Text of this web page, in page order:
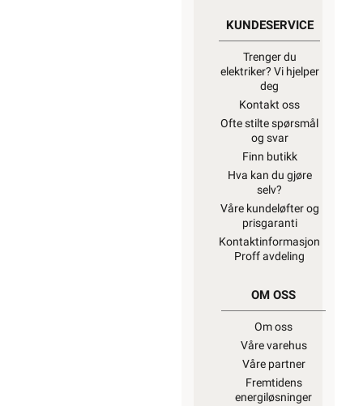
KUNDESERVICE
Trenger du
elektriker? Vi hjelper
deg
Kontakt oss
Ofte stilte spørsmål
og svar
Finn butikk
Hva kan du gjøre
selv?
Våre kundeløfter og
prisgaranti
Kontaktinformasjon
Proff avdeling
OM OSS
Om oss
Våre varehus
Våre partner
Fremtidens
energiløsninger